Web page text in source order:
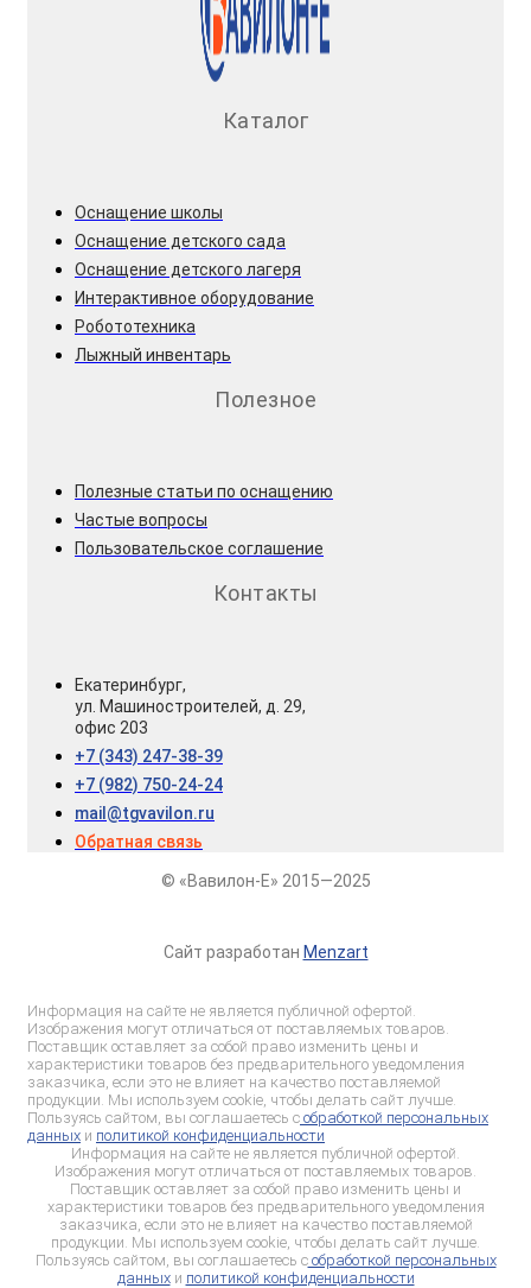
Каталог
Оснащение школы
Оснащение детского сада
Оснащение детского лагеря
Интерактивное оборудование
Робототехника
Лыжный инвентарь
Полезное
Полезные статьи по оснащению
Частые вопросы
Пользовательское соглашение
Контакты
Екатеринбург,
ул. Машиностроителей, д. 29,
офис 203
+7 (343) 247-38-39
+7 (982) 750-24-24
mail@tgvavilon.ru
Обратная связь
© «Вавилон-Е» 2015—2025
Сайт разработан Menzart
Информация на сайте не является публичной офертой.
Изображения могут отличаться от поставляемых товаров.
Поставщик оставляет за собой право изменить цены и
характеристики товаров без предварительного уведомления
заказчика, если это не влияет на качество поставляемой
продукции. Мы используем cookie, чтобы делать сайт лучше.
Пользуясь сайтом, вы соглашаетесь с обработкой персональных
данных и политикой конфиденциальности
Информация на сайте не является публичной офертой.
Изображения могут отличаться от поставляемых товаров.
Поставщик оставляет за собой право изменить цены и
характеристики товаров без предварительного уведомления
заказчика, если это не влияет на качество поставляемой
продукции. Мы используем cookie, чтобы делать сайт лучше.
Пользуясь сайтом, вы соглашаетесь собработкой персональных
данныхи политикой конфиденциальности